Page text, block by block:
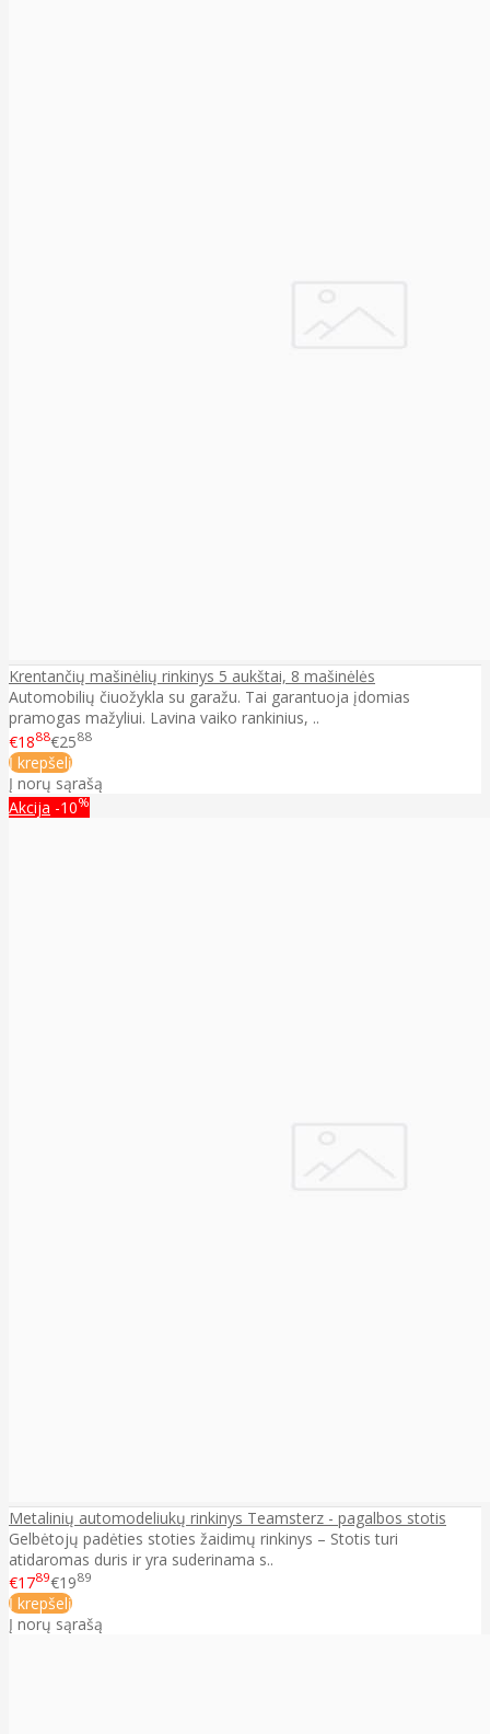
Krentančių mašinėlių rinkinys 5 aukštai, 8 mašinėlės
Automobilių čiuožykla su garažu. Tai garantuoja įdomias
pramogas mažyliui. Lavina vaiko rankinius, ..
€1888€2588
Į krepšelį
Į norų sąrašą
Akcija -10%
Metalinių automodeliukų rinkinys Teamsterz - pagalbos stotis
Gelbėtojų padėties stoties žaidimų rinkinys – Stotis turi
atidaromas duris ir yra suderinama s..
€1789€1989
Į krepšelį
Į norų sąrašą